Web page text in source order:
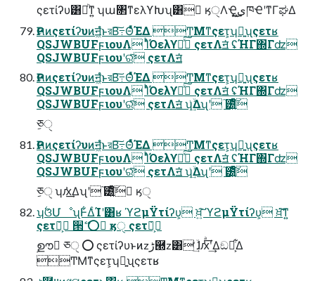
ςετίʔυ͸མͪͳ͍ ʮա৒ͳελϒԽʯ͸ ِӄੑΛҾ͖ى͜͢ཁҼʹͳΓಘΔ
Ҏલͷςετίʔυͷॻ͖ํͱরΒ͠߹ΘͤͯΈΔ ͲΜͳςετ͕ʮྑ͍ʯςετʁ
QSJWBUFϝιουΛ ΊͬͪΌελϒԽͯ͠ ςετΛॻ͘ ʢΉΓ΍Γʣ
QSJWBUFϝιουʹରͯ͠ ςετΛॻ͘
Ҏલͷςετίʔυͷॻ͖ํͱরΒ͠߹ΘͤͯΈΔ ͲΜͳςετ͕ʮྑ͍ʯςετʁ
QSJWBUFϝιουΛ ΊͬͪΌελϒԽͯ͠ ςετΛॻ͘ ʢΉΓ΍Γʣ
QSJWBUFϝιουʹରͯ͠ ςετΛॻ͘ ʮۙ͗͢Δʯʹ ֘౰͍ͯͦ͠͏
ِཅੑ
Ҏલͷςετίʔυͷॻ͖ํͱরΒ͠߹ΘͤͯΈΔ ͲΜͳςετ͕ʮྑ͍ʯςετʁ
QSJWBUFϝιουΛ ΊͬͪΌελϒԽͯ͠ ςετΛॻ͘ ʢΉΓ΍Γʣ
QSJWBUFϝιουʹରͯ͠ ςετΛॻ͘ ʮۙ͗͢Δʯʹ ֘౰͍ͯͦ͠͏
ِཅੑ ʮԕ͗͢Δʯʹ ֘౰͍ͯͦ͠͏ ِӄੑ
ʮ࣋ଓՄೳʯͰ͋ΔͨΊʹ͸ʁ ϓϩμΫτίʔυ͕ ਖ਼͍͠ ϓϩμΫτίʔυ͕ ਖ਼͘͠ͳ͍
ςετ݁Ռ͕ ੒ޭ ⭕ ِӄੑ ςετ݁Ռ͕
ࣦഊ ِཅੑ ⭕ ςετίʔυͱͷzڑ཭z͸ ۙ͗ͣ͢ɺԕ͗ͣ͢ʹ͢Δඞཁ͕͋Δ
ͲΜͳςετ͕ʮྑ͍ʯςετʁ